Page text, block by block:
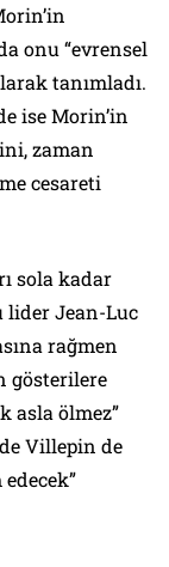
onu “evrensel
tanımladı.
ise Morin’in
zaman
cesareti
sola kadar
lider Jean-Luc
rağmen
gösterilere
asla ölmez”
Villepin de